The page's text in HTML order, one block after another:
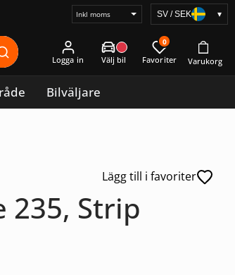
Välj
SV / SEK ▾
Logga in
0
Bilväljare
Lägg till i favoriter
235, Strip